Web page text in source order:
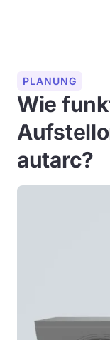
PLANUNG
Wie
autarc?